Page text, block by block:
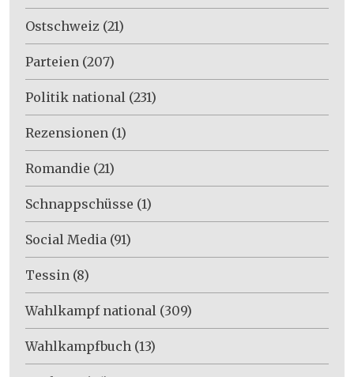
Ostschweiz (21)
Parteien (207)
Politik national (231)
Rezensionen (1)
Romandie (21)
Schnappschüsse (1)
Social Media (91)
Tessin (8)
Wahlkampf national (309)
Wahlkampfbuch (13)